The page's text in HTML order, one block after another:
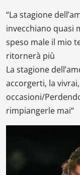
“La stagione
invecchiano quasi
speso male il mio
ritornerà più
La stagione
accorgerti, la
occasioni/
rimpiangerle mai“